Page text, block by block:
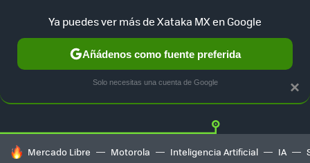
Twitter
HOY SE HABLA DE
Mercado Libre Motorola Inteligencia Artificial IA
×
Ya puedes ver más de Xataka MX en Google
Añádenos como fuente preferida
Solo necesitas una cuenta de Google